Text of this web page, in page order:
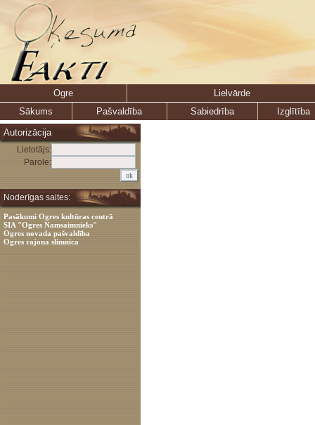
Ogre
Lielvārde
Sākums
Pašvaldība Sabiedrība
Izglītība
Autorizācija
Lietotājs:
Parole:
Noderīgas saites:
Pasākumi Ogres kultūras centrā
SIA "Ogres Namsaimnieks"
Ogres novada pašvaldība
Ogres rajona slimnīca